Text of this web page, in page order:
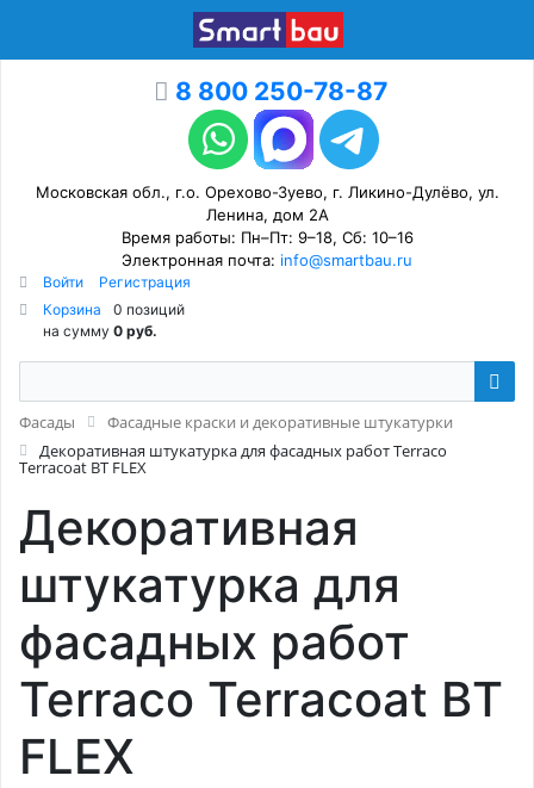
8 800 250-78-87
Московская обл., г.о. Орехово-Зуево, г. Ликино-Дулёво, ул.
Ленина, дом 2А
Время работы: Пн–Пт: 9–18, Сб: 10–16
Электронная почта: info@smartbau.ru
Войти
Регистрация
Корзина
0 позиций
на сумму 0 руб.
Фасады
Фасадные краски и декоративные штукатурки
Декоративная штукатурка для фасадных работ Terraco
Terracoat BT FLEX
Декоративная
штукатурка для
фасадных работ
Terraco Terracoat BT
FLEX